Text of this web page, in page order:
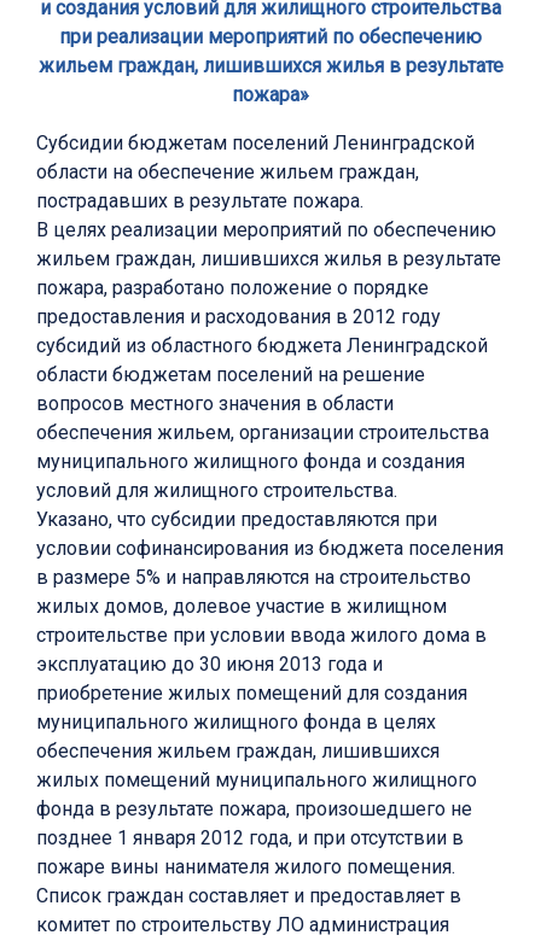
и создания условий для жилищного строительства
при реализации мероприятий по обеспечению
жильем граждан, лишившихся жилья в результате
пожара»
Субсидии бюджетам поселений Ленинградской
области на обеспечение жильем граждан,
пострадавших в результате пожара.
В целях реализации мероприятий по обеспечению
жильем граждан, лишившихся жилья в результате
пожара, разработано положение о порядке
предоставления и расходования в 2012 году
субсидий из областного бюджета Ленинградской
области бюджетам поселений на решение
вопросов местного значения в области
обеспечения жильем, организации строительства
муниципального жилищного фонда и создания
условий для жилищного строительства.
Указано, что субсидии предоставляются при
условии софинансирования из бюджета поселения
в размере 5% и направляются на строительство
жилых домов, долевое участие в жилищном
строительстве при условии ввода жилого дома в
эксплуатацию до 30 июня 2013 года и
приобретение жилых помещений для создания
муниципального жилищного фонда в целях
обеспечения жильем граждан, лишившихся
жилых помещений муниципального жилищного
фонда в результате пожара, произошедшего не
позднее 1 января 2012 года, и при отсутствии в
пожаре вины нанимателя жилого помещения.
Список граждан составляет и предоставляет в
комитет по строительству ЛО администрация